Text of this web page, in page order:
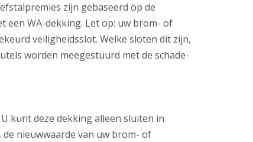
zijn gebaseerd op de
een WA-dekking. Let op: uw brom- of
veiligheidsslot. Welke sloten dit zijn,
worden meegestuurd met de schade-
kunt deze dekking alleen sluiten in
nieuwwaarde van uw brom- of